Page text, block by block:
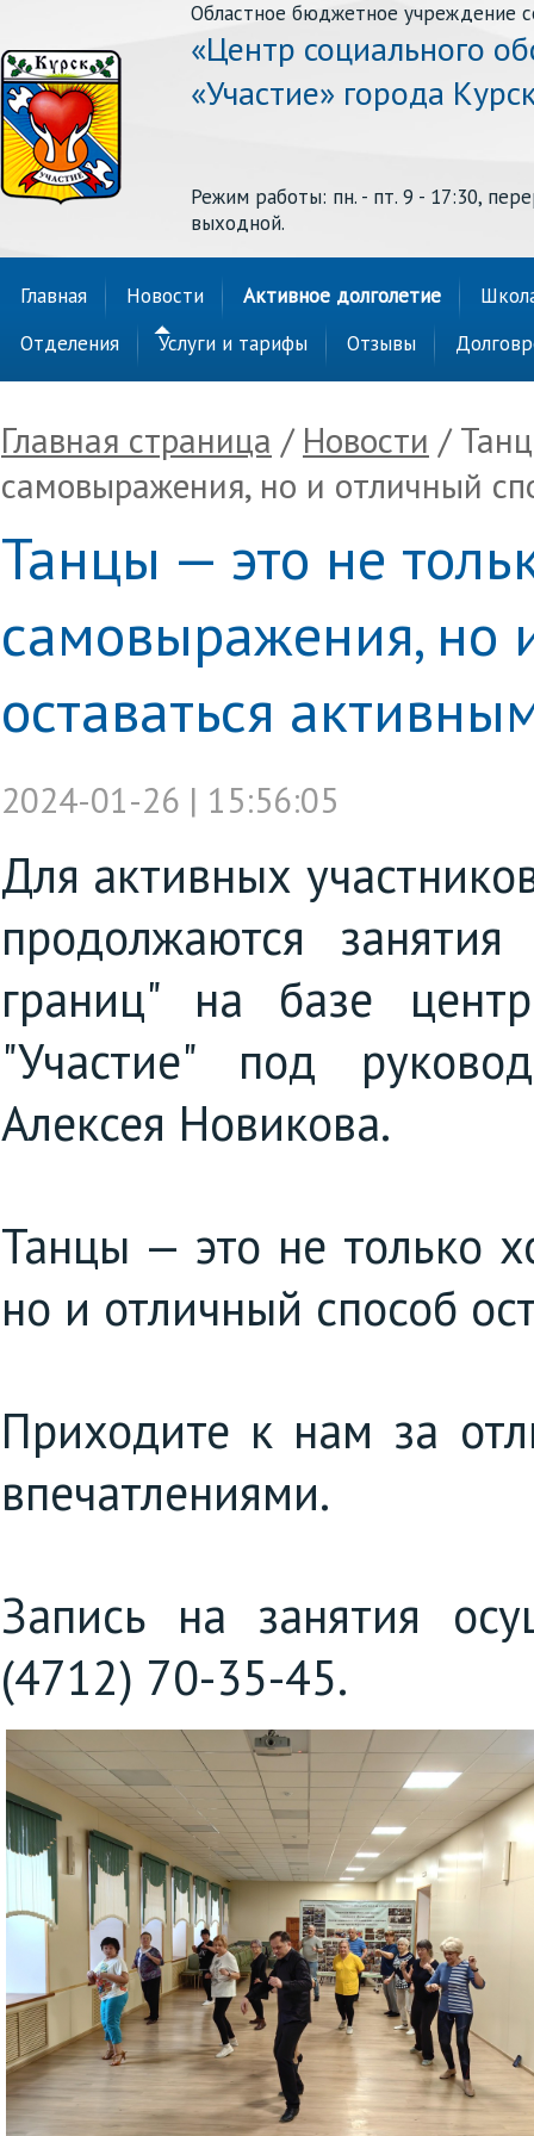
Областное бюджетное учреждение
«Центр социального
«Участие» города
Режим работы: пн. - пт. 9 - 17:30,
выходной.
Главная Новости Активное долголетие
Отделения
Услуги и тарифы Отзывы
Главная страница / Новости /
самовыражения, но и отличный
Танцы — это не
самовыражения, но
оставаться
2024-01-26 | 15:56:05
Для активных
продолжаются
границ" на базе
"Участие" под
Алексея Новикова.
Танцы — это не только
но и отличный способ
Приходите к нам за
впечатлениями.
Запись на занятия
(4712) 70-35-45.